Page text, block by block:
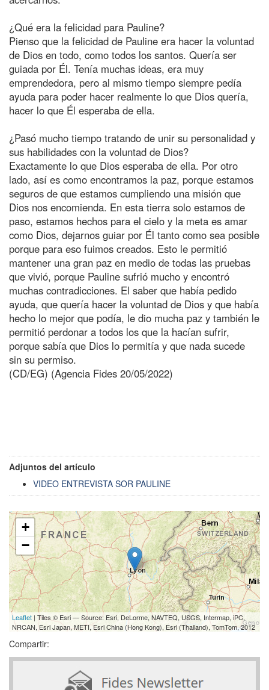
¿Qué era la felicidad para Pauline?
Pienso que la felicidad de Pauline era hacer la voluntad
de Dios en todo, como todos los santos. Quería ser
guiada por Él. Tenía muchas ideas, era muy
emprendedora, pero al mismo tiempo siempre pedía
ayuda para poder hacer realmente lo que Dios quería,
hacer lo que Él esperaba de ella.
¿Pasó mucho tiempo tratando de unir su personalidad y
sus habilidades con la voluntad de Dios?
Exactamente lo que Dios esperaba de ella. Por otro
lado, así es como encontramos la paz, porque estamos
seguros de que estamos cumpliendo una misión que
Dios nos encomienda. En esta tierra solo estamos de
paso, estamos hechos para el cielo y la meta es amar
como Dios, dejarnos guiar por Él tanto como sea posible
porque para eso fuimos creados. Esto le permitió
mantener una gran paz en medio de todas las pruebas
que vivió, porque Pauline sufrió mucho y encontró
muchas contradicciones. El saber que había pedido
ayuda, que quería hacer la voluntad de Dios y que había
hecho lo mejor que podía, le dio mucha paz y también le
permitió perdonar a todos los que la hacían sufrir,
porque sabía que Dios lo permitía y que nada sucede
sin su permiso.
(CD/EG) (Agencia Fides 20/05/2022)
Adjuntos del artículo
VIDEO ENTREVISTA SOR PAULINE
+
−
Leaflet | Tiles © Esri — Source: Esri, DeLorme, NAVTEQ, USGS, Intermap, iPC,
NRCAN, Esri Japan, METI, Esri China (Hong Kong), Esri (Thailand), TomTom, 2012
Compartir: